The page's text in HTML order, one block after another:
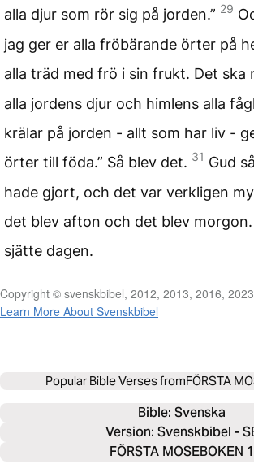
alla djur som rör sig på jorden.” 29
jag ger er alla fröbärande örter på
alla träd med frö i sin frukt. Det ska
alla jordens djur och himlens alla
krälar på jorden - allt som har liv -
örter till föda.” Så blev det. 31 Gud
hade gjort, och det var verkligen
det blev afton och det blev
sjätte dagen.
Copyright © svenskbibel, 2012, 2013, 2016,
Learn More About Svenskbibel
Popular Bible Verses fromFÖRSTA
Bible: Svenska
Version: Svenskbibel -
FÖRSTA MOSEBOKEN 1